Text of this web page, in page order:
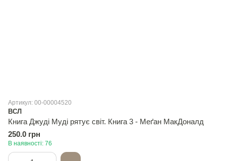
Артикул: 00-00004520
ВСЛ
Книга Джуді Муді рятує світ. Книга 3 - Меґан МакДоналд
250.0 грн
В наявності: 76